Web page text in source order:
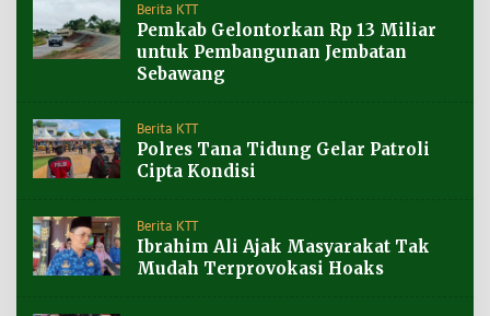
Berita KTT
Pemkab Gelontorkan Rp 13 Miliar
untuk Pembangunan Jembatan
Sebawang
Berita KTT
Polres Tana Tidung Gelar Patroli
Cipta Kondisi
Berita KTT
Ibrahim Ali Ajak Masyarakat Tak
Mudah Terprovokasi Hoaks